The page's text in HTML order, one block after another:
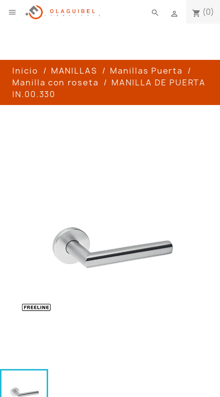
 shopping_cart (0)

search
Inicio MANILLAS
Manillas Puerta
Manilla con roseta
MANILLA DE PUERTA
IN.00.330